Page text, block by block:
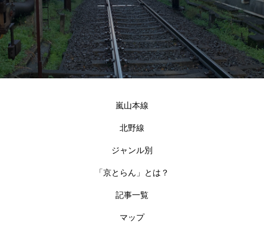
嵐山本線
北野線
ジャンル別
「京とらん」とは？
記事一覧
マップ